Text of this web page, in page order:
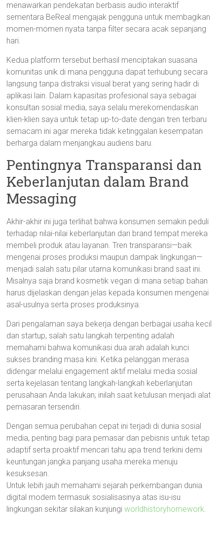
menawarkan pendekatan berbasis audio interaktif
sementara BeReal mengajak pengguna untuk membagikan
momen-momen nyata tanpa filter secara acak sepanjang
hari.
Kedua platform tersebut berhasil menciptakan suasana
komunitas unik di mana pengguna dapat terhubung secara
langsung tanpa distraksi visual berat yang sering hadir di
aplikasi lain. Dalam kapasitas profesional saya sebagai
konsultan sosial media, saya selalu merekomendasikan
klien-klien saya untuk tetap up-to-date dengan tren terbaru
semacam ini agar mereka tidak ketinggalan kesempatan
berharga dalam menjangkau audiens baru.
Pentingnya Transparansi dan
Keberlanjutan dalam Brand
Messaging
Akhir-akhir ini juga terlihat bahwa konsumen semakin peduli
terhadap nilai-nilai keberlanjutan dari brand tempat mereka
membeli produk atau layanan. Tren transparansi—baik
mengenai proses produksi maupun dampak lingkungan—
menjadi salah satu pilar utama komunikasi brand saat ini.
Misalnya saja brand kosmetik vegan di mana setiap bahan
harus dijelaskan dengan jelas kepada konsumen mengenai
asal-usulnya serta proses produksinya.
Dari pengalaman saya bekerja dengan berbagai usaha kecil
dan startup, salah satu langkah terpenting adalah
memahami bahwa komunikasi dua arah adalah kunci
sukses branding masa kini. Ketika pelanggan merasa
didengar melalui engagement aktif melalui media sosial
serta kejelasan tentang langkah-langkah keberlanjutan
perusahaan Anda lakukan; inilah saat ketulusan menjadi alat
pemasaran tersendiri.
Dengan semua perubahan cepat ini terjadi di dunia sosial
media, penting bagi para pemasar dan pebisnis untuk tetap
adaptif serta proaktif mencari tahu apa trend terkini demi
keuntungan jangka panjang usaha mereka menuju
kesuksesan.
Untuk lebih jauh memahami sejarah perkembangan dunia
digital modern termasuk sosialisasinya atas isu-isu
lingkungan sekitar silakan kunjungiworldhistoryhomework.